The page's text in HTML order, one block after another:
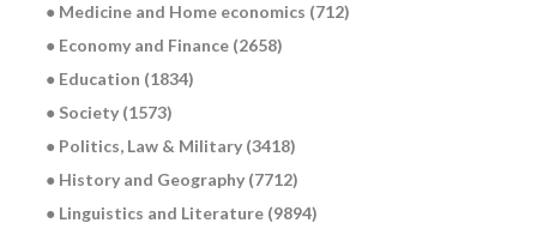
● Medicine and Home economics (712)
● Economy and Finance (2658)
● Education (1834)
● Society (1573)
● Politics, Law & Military (3418)
● History and Geography (7712)
● Linguistics and Literature (9894)